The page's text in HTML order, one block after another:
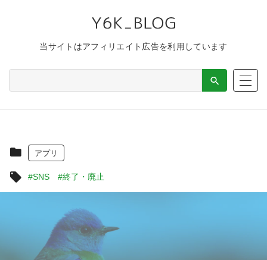
当サイトはアフィリエイト広告を利用しています
アプリ
#SNS #終了・廃止